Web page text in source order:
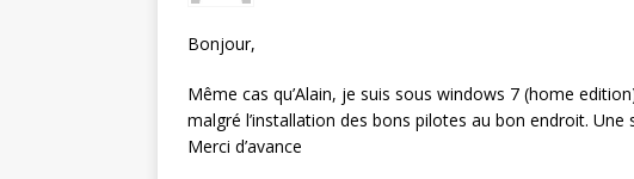
Bonjour,
Même cas qu’Alain, je suis sous windows 7 (home
malgré l’installation des bons pilotes au bon endroit. Une
Merci d’avance